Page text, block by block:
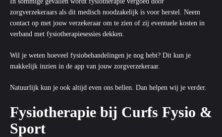
zorgverzekeraars als dit medisch noodzakelijk is voor herstel. Neem
contact op met jouw verzekeraar om te zien of zij eventuele kosten in
verband met fysiotherapiesessies dekken.
Wil je weten hoeveel fysiobehandelingen je nog hebt? Dit kun je
makkelijk inzien in de app van jouw zorgverzekeraar.
Natuurlijk kun je ook altijd even ons bellen. Dan helpen wij je verder.
Fysiotherapie bij Curfs Fysio &
Sport